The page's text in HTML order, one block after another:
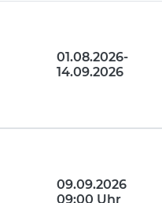
01.08.2026-
14.09.2026
09.09.2026
09:00 Uhr